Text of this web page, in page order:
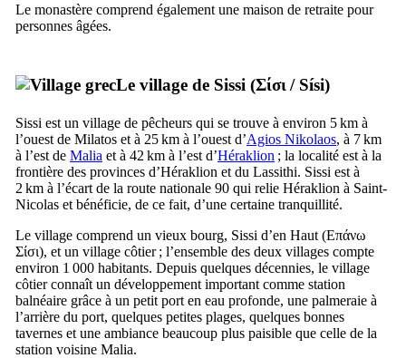
Le monastère comprend également une maison de retraite pour
personnes âgées.
Le village de Sissi (Σίσι/ Sísi)
Sissi est un village de pêcheurs qui se trouve à environ 5 km à
l’ouest de Milatos et à 25 km à l’ouest d’Agios Nikolaos, à 7 km
à l’est de Malia et à 42 km à l’est d’Héraklion ; la localité est à la
frontière des provinces d’Héraklion et du Lassithi. Sissi est à
2 km à l’écart de la route nationale 90 qui relie Héraklion à Saint-
Nicolas et bénéficie, de ce fait, d’une certaine tranquillité.
Le village comprend un vieux bourg, Sissi d’en Haut (Επάνω
Σίσι), et un village côtier ; l’ensemble des deux villages compte
environ 1 000 habitants. Depuis quelques décennies, le village
côtier connaît un développement important comme station
balnéaire grâce à un petit port en eau profonde, une palmeraie à
l’arrière du port, quelques petites plages, quelques bonnes
tavernes et une ambiance beaucoup plus paisible que celle de la
station voisine Malia.